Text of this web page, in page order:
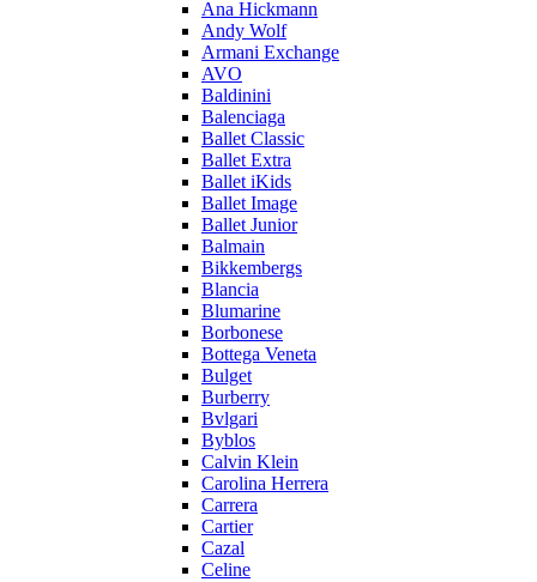
Ana Hickmann
Andy Wolf
Armani Exchange
AVO
Baldinini
Balenciaga
Ballet Classic
Ballet Extra
Ballet iKids
Ballet Image
Ballet Junior
Balmain
Bikkembergs
Blancia
Blumarine
Borbonese
Bottega Veneta
Bulget
Burberry
Bvlgari
Byblos
Calvin Klein
Carolina Herrera
Carrera
Cartier
Cazal
Celine